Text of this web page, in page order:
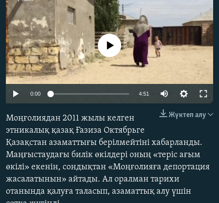
to
Search
ӘЛЕМ
АРНАЙЫ ЖОБАЛАР
Русский
ЖАЗЫЛЫҢЫЗ
Басқа тілдерде
No media source currently available
0:00 4:51
Жүктеп алу
Моңғолиядан 2011 жылы келген
этникалық қазақ Ғазиза Октябрьге
Қазақстан азаматтығы берілмейтіні хабарланды.
Маңғыстаудағы билік өкілдері оның «теріс ағым
өкілі» екенін, сондықтан «Моңғолияға депортация
жасалатынын» айтады. Ал оралман тарихи
отанында қалуға таласып, азаматтық алу үшін